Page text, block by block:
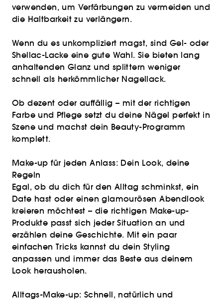
verwenden, um Verfärbungen zu vermeiden und
die Haltbarkeit zu verlängern.
Wenn du es unkompliziert magst, sind Gel- oder
Shellac-Lacke eine gute Wahl. Sie bieten lang
anhaltenden Glanz und splittern weniger
schnell als herkömmlicher Nagellack.
Ob dezent oder auffällig – mit der richtigen
Farbe und Pflege setzt du deine Nägel perfekt in
Szene und machst dein Beauty-Programm
komplett.
Make-up für jeden Anlass: Dein Look, deine
Regeln
Egal, ob du dich für den Alltag schminkst, ein
Date hast oder einen glamourösen Abendlook
kreieren möchtest – die richtigen Make-up-
Produkte passt sich jeder Situation an und
erzählen deine Geschichte. Mit ein paar
einfachen Tricks kannst du dein Styling
anpassen und immer das Beste aus deinem
Look herausholen.
Alltags-Make-up: Schnell, natürlich und